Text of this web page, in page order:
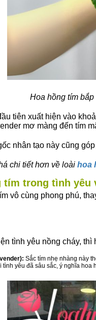
Hoa hồng tím
tiên xuất hiện vào
mơ màng đến tím
nhân tạo này cũng
chi tiết hơn về loài hoa
tím trong tình yêu
vô cùng phong phú,
tình yêu nồng cháy,
Sắc tím nhẹ nhàng này
tình yêu đã sâu sắc, ý nghĩa